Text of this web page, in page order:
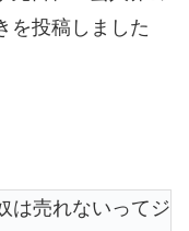
を投稿しました
は売れないってジ